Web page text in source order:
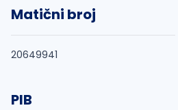
Matični broj
20649941
PIB